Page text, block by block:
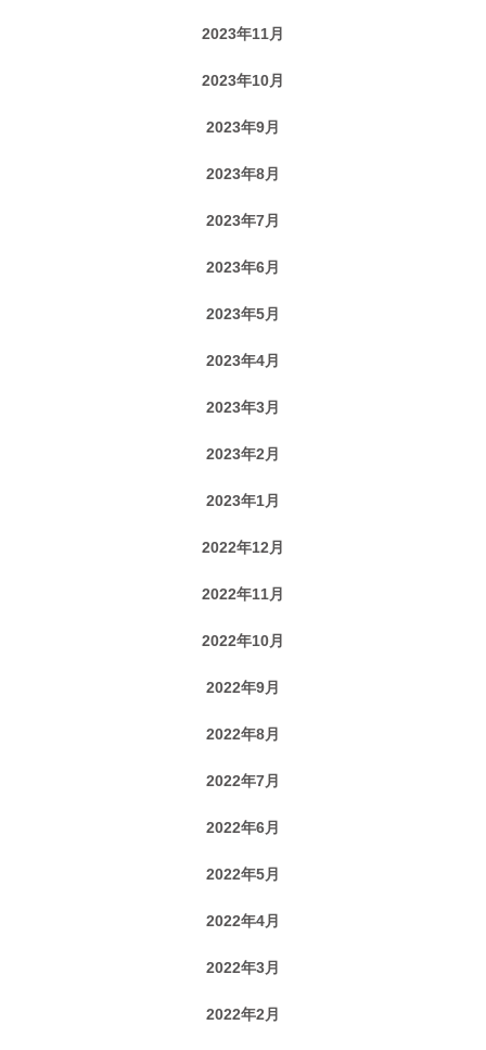
2023年11月
2023年10月
2023年9月
2023年8月
2023年7月
2023年6月
2023年5月
2023年4月
2023年3月
2023年2月
2023年1月
2022年12月
2022年11月
2022年10月
2022年9月
2022年8月
2022年7月
2022年6月
2022年5月
2022年4月
2022年3月
2022年2月